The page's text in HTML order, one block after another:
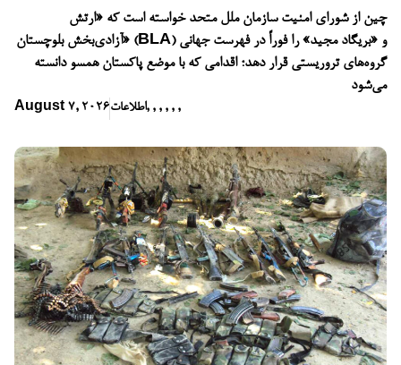
چین از شورای امنیت سازمان ملل متحد خواسته است که «ارتش
آزادی‌بخش بلوچستان» (BLA) و «بریگاد مجید» را فوراً در فهرست جهانی
گروه‌های تروریستی قرار دهد؛ اقدامی که با موضع پاکستان همسو دانسته
می‌شود
August 7, 2026اطلاعات, , , , , ,